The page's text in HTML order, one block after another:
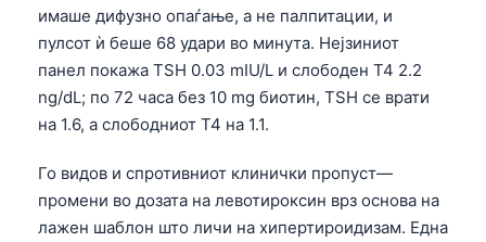
имаше дифузно опаѓање, а не палпитации, и
пулсот ѝ беше 68 удари во минута. Нејзиниот
панел покажа TSH 0.03 mIU/L и слободен T4 2.2
ng/dL; по 72 часа без 10 mg биотин, TSH се врати
на 1.6, а слободниот T4 на 1.1.
Го видов и спротивниот клинички пропуст—
промени во дозата на левотироксин врз основа на
лажен шаблон што личи на хипертироидизам. Една
Afrikaans
Монгол
ພາສາລາວ
Basa Jawa
ئۇيغۇرچە